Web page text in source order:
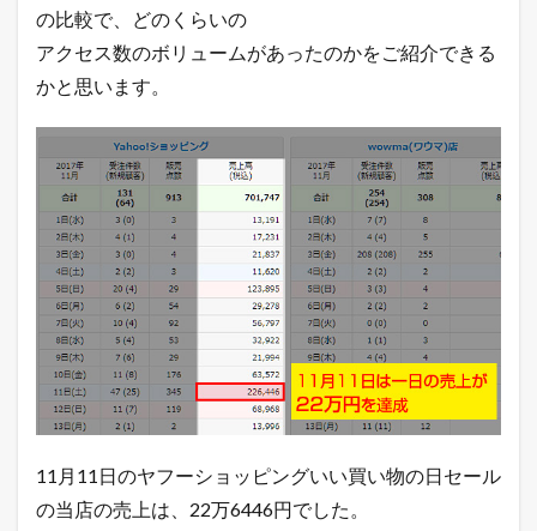
（
直
近
1
年
売
上
総
額
）
2.1
直
近
1
年
間
の
月
売
上
の比較で、どのくらいの
アクセス数のボリュームがあったのかをご紹介できる
かと思います。
11月11日のヤフーショッピングいい買い物の日セール
の当店の売上は、22万6446円でした。